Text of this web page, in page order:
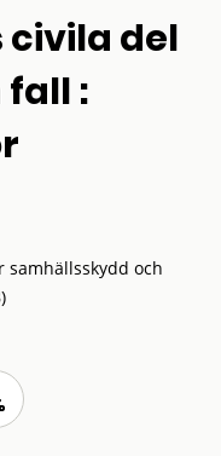
del
:
samhällsskydd och